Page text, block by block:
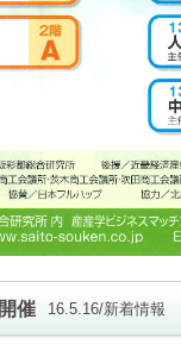
催 16.5.16/新着情報